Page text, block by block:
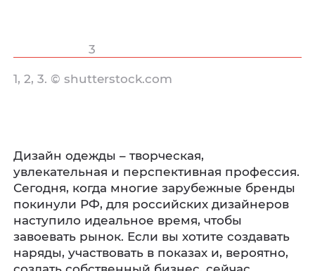
3
1, 2, 3. © shutterstock.com
Дизайн одежды – творческая,
увлекательная и перспективная профессия.
Сегодня, когда многие зарубежные бренды
покинули РФ, для российских дизайнеров
наступило идеальное время, чтобы
завоевать рынок. Если вы хотите создавать
наряды, участвовать в показах и, вероятно,